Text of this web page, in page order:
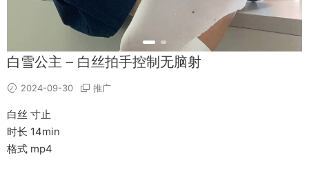
白雪公主 – 白丝拍手控制无脑射
2024-09-30 推广
白丝 寸止
时长 14min
格式 mp4